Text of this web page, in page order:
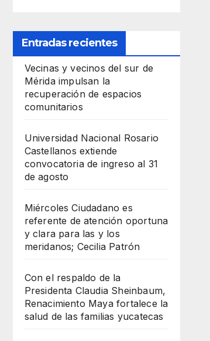
Entradas recientes
Vecinas y vecinos del sur de
Mérida impulsan la
recuperación de espacios
comunitarios
Universidad Nacional Rosario
Castellanos extiende
convocatoria de ingreso al 31
de agosto
Miércoles Ciudadano es
referente de atención oportuna
y clara para las y los
meridanos; Cecilia Patrón
Con el respaldo de la
Presidenta Claudia Sheinbaum,
Renacimiento Maya fortalece la
salud de las familias yucatecas